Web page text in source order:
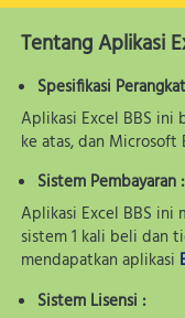
Tentang Aplikasi
Spesifikasi
Aplikasi Excel BBS ini
Sistem Pembayaran :
Aplikasi Excel BBS ini
sistem 1 kali beli dan
mendapatkan aplikasi
Sistem Lisensi :